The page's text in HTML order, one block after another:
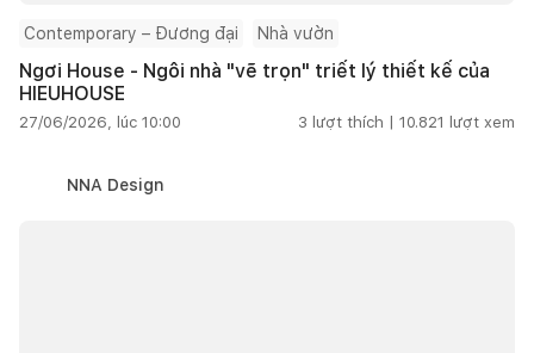
Contemporary – Đương đại Nhà vườn
Ngơi House - Ngôi nhà "vẽ trọn" triết lý thiết kế của
HIEUHOUSE
27/06/2026, lúc 10:00 3 lượt thích | 10.821 lượt xem
NNA Design